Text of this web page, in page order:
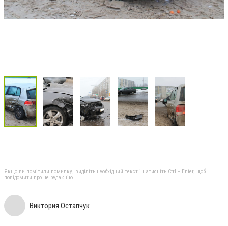
Якщо ви помітили помилку, виділіть необхідний текст і натисніть Ctrl + Enter, щоб
повідомити про це редакцію
Виктория Остапчук